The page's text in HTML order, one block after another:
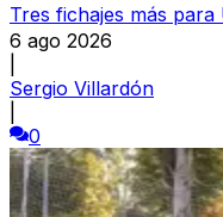
Tres fichajes más
6 ago 2026
Sergio Villardón
0